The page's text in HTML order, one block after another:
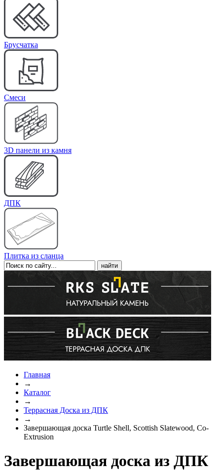
Брусчатка
Cмеси
3D панели из камня
ДПК
Плитка из сланца
Главная
→
Каталог
→
Террасная Доска из ДПК
→
Завершающая доска Turtle Shell, Scottish Slatewood, Co-
Extrusion
Завершающая доска из ДПК